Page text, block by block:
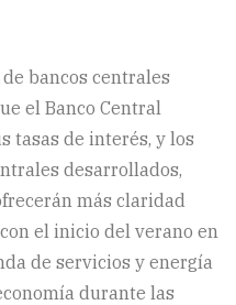
bancos centrales
el Banco Central
tasas de interés, y los
desarrollados,
más claridad
el inicio del verano en
de servicios y energía
durante las